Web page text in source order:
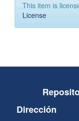
This item is
License
Dirección